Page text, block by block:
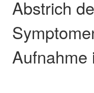
Abstrich
Aufnahme